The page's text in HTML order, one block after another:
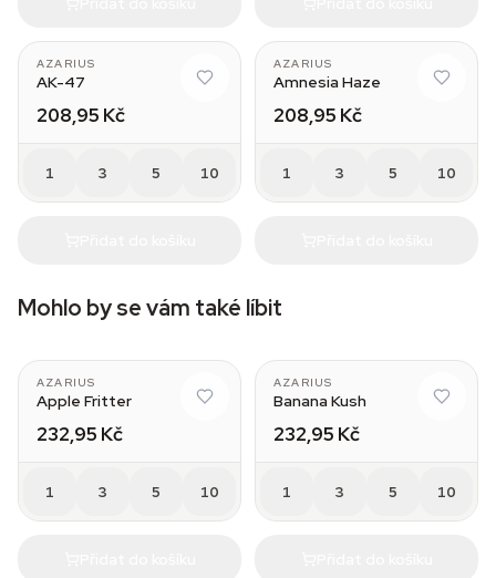
AZARIUS
AK-47
208,95 Kč
1 3 5 10
AZARIUS
Amnesia Haze
208,95 Kč
1 3 5 10
Mohlo by se vám také líbit
AZARIUS
Apple Fritter
232,95 Kč
1 3 5 10
AZARIUS
Banana Kush
232,95 Kč
1 3 5 10